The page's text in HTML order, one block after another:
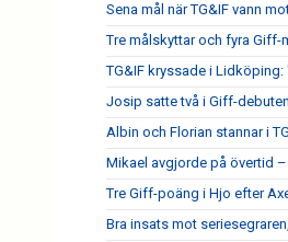
Sena mål när TG&IF vann
Tre målskyttar och fyra Giff-
TG&IF kryssade i
Josip satte två i Giff-
Albin och Florian stannar i
Mikael avgjorde på övertid
Tre Giff-poäng i Hjo efter
Bra insats mot